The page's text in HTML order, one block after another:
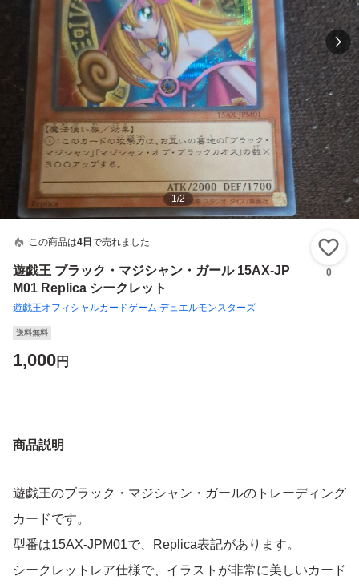
1/2
この商品は4日 で売れました
遊戯王 ブラック・マジシャン・ガール 15AX-JP
M01 Replica シークレット
遊戯王オフィシャルカードゲーム デュエルモンスターズ
0
送料無料
1,000円
商品説明
遊戯王のブラック・マジシャン・ガールのトレーディング
カードです。
型番は15AX-JPM01で、Replica表記があります。
シークレットレア仕様で、イラストが非常に美しいカード